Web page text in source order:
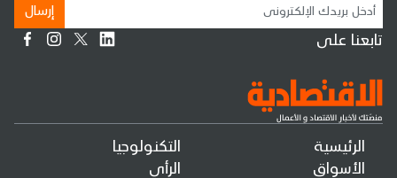
الرئيسية
الأسواق
التكنولوجيا
الرأي
إرسال
تابعنا على